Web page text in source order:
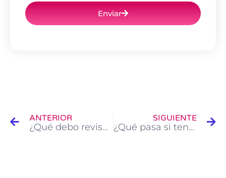
Enviar
ANTERIOR
¿Qué debo revisar en mi coche antes de salir de viaje?
SIGUIENTE
¿Qué pasa si tengo la ITV caducada? Consecuencias, riesgos y soluciones